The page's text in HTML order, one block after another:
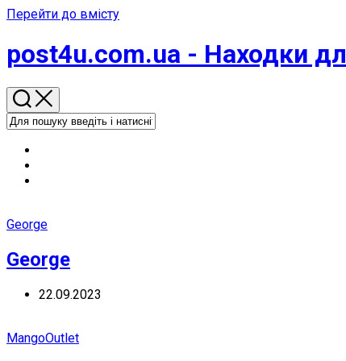
Перейти до вмісту
post4u.com.ua - Находки
George
George
22.09.2023
MangoOutlet